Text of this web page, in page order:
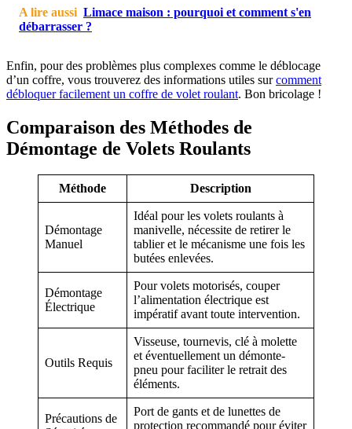
A lire aussi Limace maison : pourquoi et comment s'en
débarrasser ?
Enfin, pour des problèmes plus complexes comme le déblocage
d’un coffre, vous trouverez des informations utiles surcomment
débloquer facilement un coffre de volet roulant. Bon bricolage !
Comparaison des Méthodes de
Démontage de Volets Roulants
Méthode Description
Démontage
Manuel
Idéal pour les volets roulants à
manivelle, nécessite de retirer le
tablier et le mécanisme une fois les
butées enlevées.
Démontage
Électrique
Pour volets motorisés, couper
l’alimentation électrique est
impératif avant toute intervention.
Outils Requis
Visseuse, tournevis, clé à molette
et éventuellement un démonte-
pneu pour faciliter le retrait des
éléments.
Précautions de
Port de gants et de lunettes de
protection recommandé pour éviter